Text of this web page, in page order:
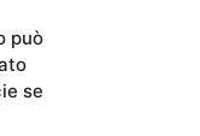
può
se